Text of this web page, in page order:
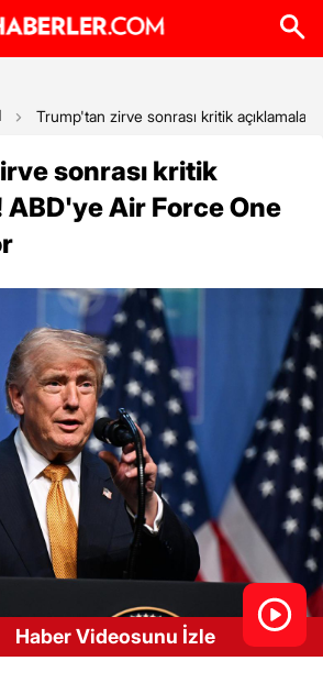
Trump'tan zirve sonrası kritik
sonrası kritik
ABD'ye Air Force One
Haber Videosunu İzle